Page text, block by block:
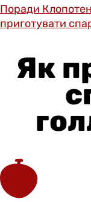
Поради
приготувати
Як